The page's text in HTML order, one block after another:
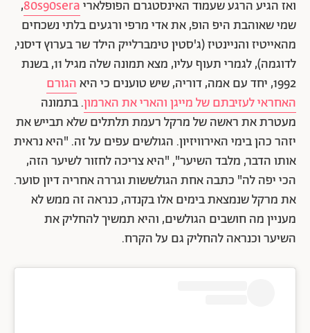
ואז הגיע הרגע שעמוד האינסטגרם הפופלארי80s90sera
,
שמי שאוהבת היפ הופ, את אדי מרפי ורגעים בלתי נשכחים
מהאייטיז והניינטיז (ג'סטין טימברלייק הילד שר בערוץ דיסני,
לדוגמה), לגמרי תעוף עליו, מצא תמונה שלה מגיל 11, בשנת
1992, יחד עם אמה, דוריה, שיש טוענים כי היא
הגורם
האחראי לעזיבתם של מייגן והארי את הארמון. בתמונה
מעטרת את ראשה של מרקל רעמת תלתלים שלא תבייש את
יזהר כהן בימי האירוויזיון. הגולשים עפים על זה. "היא נראית
אותו הדבר, מלבד השיער", "היא צריכה לחזור לשיער הזה,
הכי יפה לה" כתבה אחת הגולששות וגררה אחריה דיון סוער.
את מרקל שנמצאת בימים אלו בקנדה, כנראה זה ממש לא
מעניין מה חושבים הגולשים, והיא תמשיך להחליק את
השיער וכנראה להחליק גם על הקרח.